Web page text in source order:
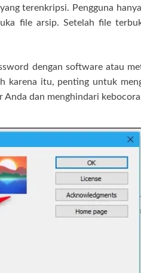
terenkripsi. Pengguna
file arsip. Setelah file
dengan software atau
karena itu, penting untuk
dan menghindari